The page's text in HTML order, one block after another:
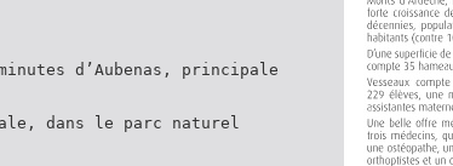
d’Aubenas, principale
dans le parc naturel